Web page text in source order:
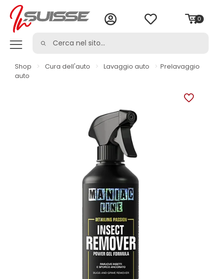
0
Shop > Cura dell'auto > Lavaggio auto > Prelavaggio
auto